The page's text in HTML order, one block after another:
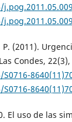
(2011).
Condes,
El uso de las